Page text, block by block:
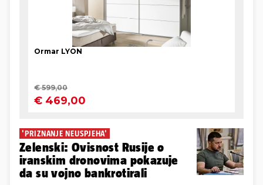
'PRIZNANJE NEUSPJEHA'
Zelenski: Ovisnost Rusije o
iranskim dronovima pokazuje
da su vojno bankrotirali